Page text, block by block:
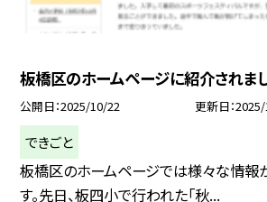
板橋区のホームページに紹介されまし
公開日 2025/10/22 更新日
できごと
板橋区のホームページでは様々な情報
す。先日、板四小で行われた「秋...